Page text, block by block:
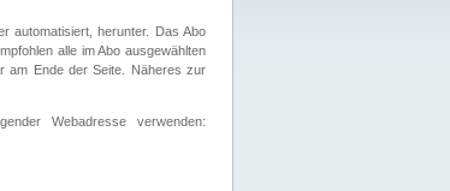
automatisiert, herunter. Das Abo
alle im Abo ausgewählten
am Ende der Seite. Näheres zur
Webadresse verwenden: